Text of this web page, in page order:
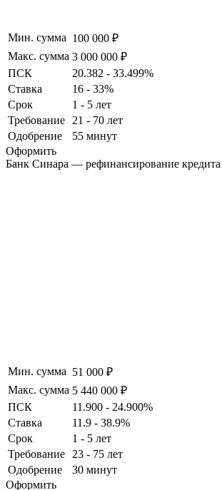
Мин. сумма 100 000 ₽
Макс. сумма 3 000 000 ₽
ПСК
20.382 - 33.499%
Ставка
16 - 33%
Срок
1 - 5 лет
Требование
21 - 70 лет
Одобрение
55 минут
Оформить
Банк Синара — рефинансирование кредита
Мин. сумма 51 000 ₽
Макс. сумма 5 440 000 ₽
ПСК
11.900 - 24.900%
Ставка
11.9 - 38.9%
Срок
1 - 5 лет
Требование
23 - 75 лет
Одобрение
30 минут
Оформить